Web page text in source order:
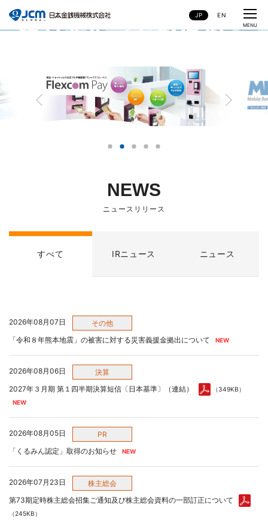
CLOSE
MENU
NEWS
ニュースリリース
すべて IRニュース ニュース
2026年08月07日
その他
「令和８年熊本地震」の被害に対する災害義援金拠出について
2026年08月06日
決算
2027年３月期 第１四半期決算短信〔日本基準〕（連結）
（349KB）
2026年08月05日
PR
「くるみん認定」取得のお知らせ
2026年07月23日
株主総会
第73期定時株主総会招集ご通知及び株主総会資料の一部訂正について
（245KB）
JP EN